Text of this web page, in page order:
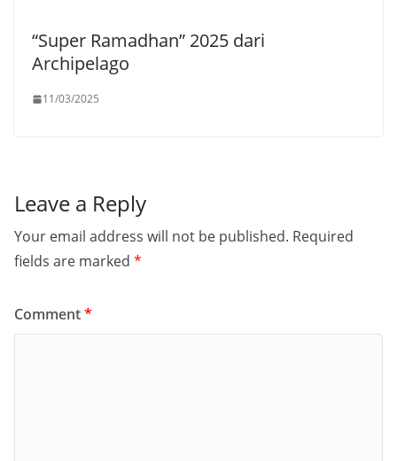
“Super Ramadhan” 2025 dari
Archipelago
11/03/2025
Leave a Reply
Your email address will not be published. Required
fields are marked *
Comment*